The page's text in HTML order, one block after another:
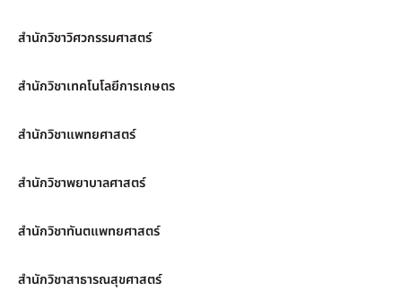
สำนักวิชาวิศวกรรมศาสตร์
สำนักวิชาเทคโนโลยีการเกษตร
สำนักวิชาแพทยศาสตร์
สำนักวิชาพยาบาลศาสตร์
สำนักวิชาทันตแพทยศาสตร์
สำนักวิชาสาธารณสุขศาสตร์